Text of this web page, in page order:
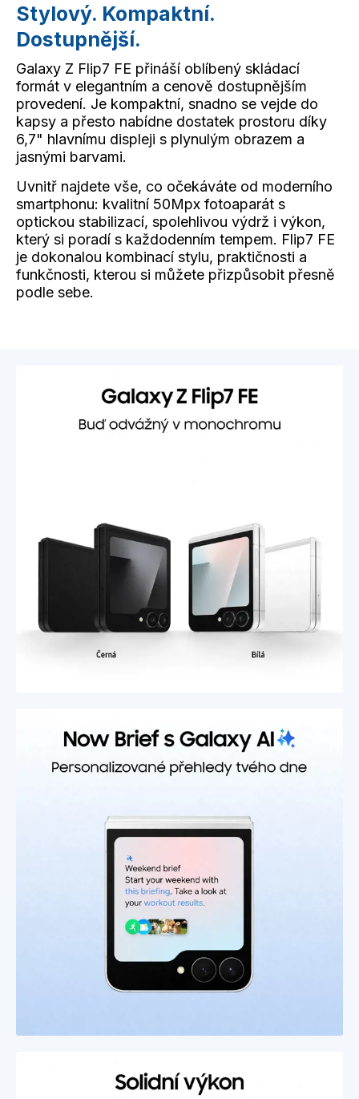
Stylový. Kompaktní.
Dostupnější.
Galaxy Z Flip7 FE přináší oblíbený skládací
formát v elegantním a cenově dostupnějším
provedení. Je kompaktní, snadno se vejde do
kapsy a přesto nabídne dostatek prostoru díky
6,7" hlavnímu displeji s plynulým obrazem a
jasnými barvami.
Uvnitř najdete vše, co očekáváte od moderního
smartphonu: kvalitní 50Mpx fotoaparát s
optickou stabilizací, spolehlivou výdrž i výkon,
který si poradí s každodenním tempem. Flip7 FE
je dokonalou kombinací stylu, praktičnosti a
funkčnosti, kterou si můžete přizpůsobit přesně
podle sebe.